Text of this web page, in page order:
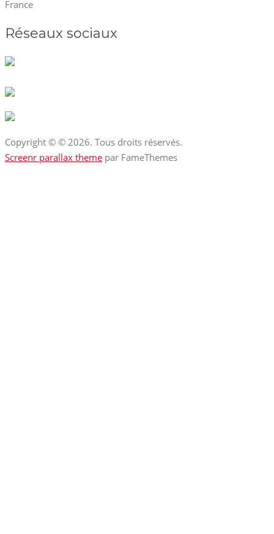
France
Réseaux sociaux
Copyright © © 2026. Tous droits réservés.
Screenr parallax theme par FameThemes